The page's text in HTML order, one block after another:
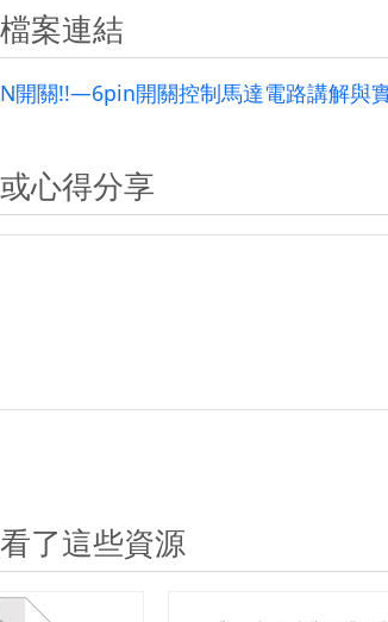
案連結
開關!!—6pin開關控制馬達電路講解與
心得分享
了這些資源